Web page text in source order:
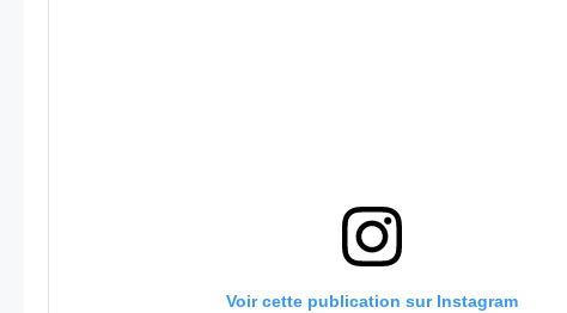
Voir cette publication sur Instagram